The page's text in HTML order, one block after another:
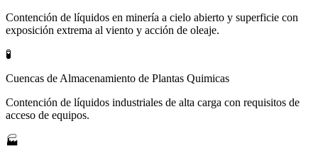
Contención de líquidos en minería a cielo abierto y superficie con
exposición extrema al viento y acción de oleaje.
🧪
Cuencas de Almacenamiento de Plantas Quimicas
Contención de líquidos industriales de alta carga con requisitos de
acceso de equipos.
🏭